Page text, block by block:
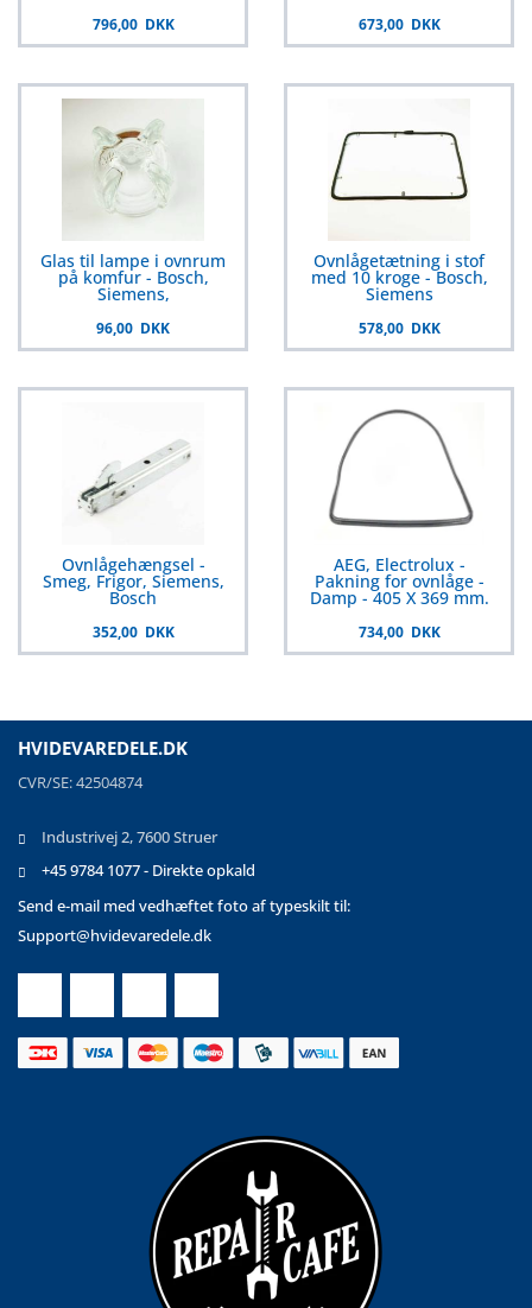
796,00 DKK 673,00 DKK
Glas til lampe i ovnrum
på komfur - Bosch,
Siemens,
96,00 DKK
Ovnlågetætning i stof
med 10 kroge - Bosch,
Siemens
578,00 DKK
Ovnlågehængsel -
Smeg, Frigor, Siemens,
Bosch
352,00 DKK
AEG, Electrolux -
Pakning for ovnlåge -
Damp - 405 X 369 mm.
734,00 DKK
HVIDEVAREDELE.DK
CVR/SE: 42504874
Industrivej 2, 7600 Struer
+45 9784 1077 - Direkte opkald
Send e-mail med vedhæftet foto af typeskilt til:
Support@hvidevaredele.dk